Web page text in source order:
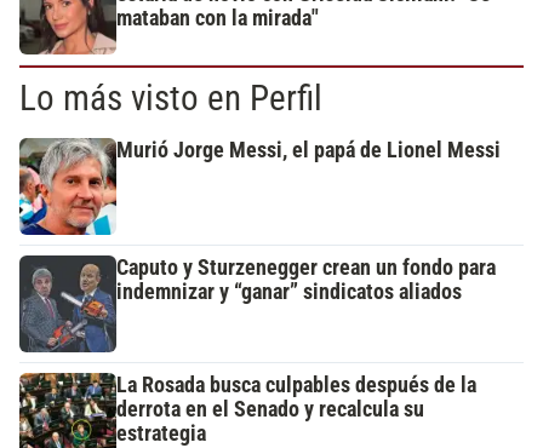
mataban con la mirada"
Lo más visto en Perfil
Murió Jorge Messi, el papá de Lionel Messi
Caputo y Sturzenegger crean un fondo para
indemnizar y “ganar” sindicatos aliados
La Rosada busca culpables después de la
derrota en el Senado y recalcula su
estrategia